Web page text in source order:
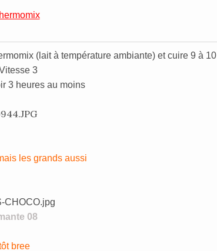
(lait à température ambiante) et cuire 9 à 10
3
3 heures au moins
les grands aussi
bree